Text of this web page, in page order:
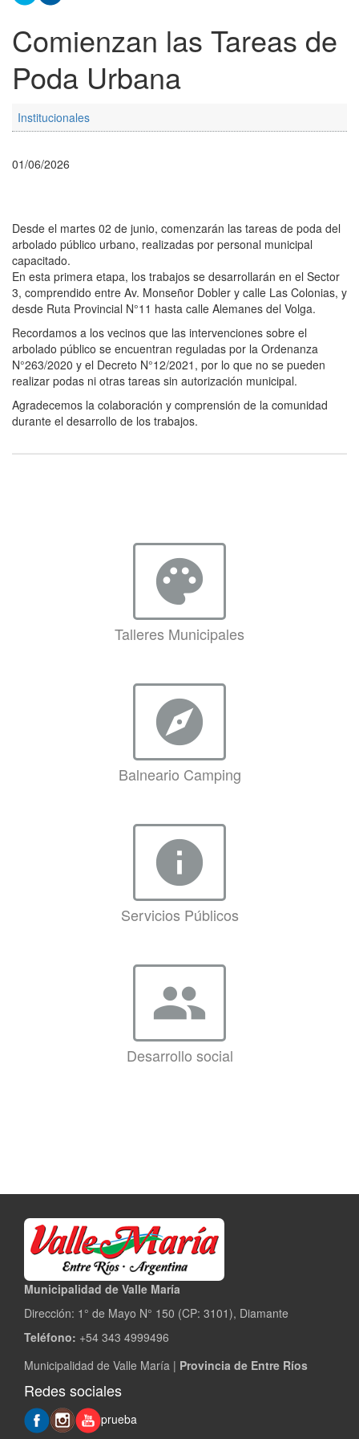
Comienzan las Tareas de
Poda Urbana
Institucionales
01/06/2026
Desde el martes 02 de junio, comenzarán las tareas de poda del
arbolado público urbano, realizadas por personal municipal
capacitado.
En esta primera etapa, los trabajos se desarrollarán en el Sector
3, comprendido entre Av. Monseñor Dobler y calle Las Colonias, y
desde Ruta Provincial N°11 hasta calle Alemanes del Volga.
Recordamos a los vecinos que las intervenciones sobre el
arbolado público se encuentran reguladas por la Ordenanza
N°263/2020 y el Decreto N°12/2021, por lo que no se pueden
realizar podas ni otras tareas sin autorización municipal.
Agradecemos la colaboración y comprensión de la comunidad
durante el desarrollo de los trabajos.
palette
Talleres Municipales
explore
Balneario Camping
info
Servicios Públicos
group
Desarrollo social
Municipalidad de Valle María
Dirección: 1° de Mayo N° 150 (CP: 3101), Diamante
Teléfono: +54 343 4999496
Municipalidad de Valle María | Provincia de Entre Ríos
Redes sociales
prueba